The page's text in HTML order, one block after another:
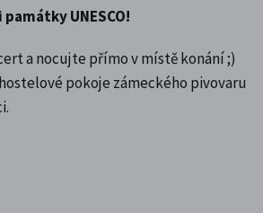
UNESCO!
a nocujte přímo v místě konání ;)
pokoje zámeckého pivovaru